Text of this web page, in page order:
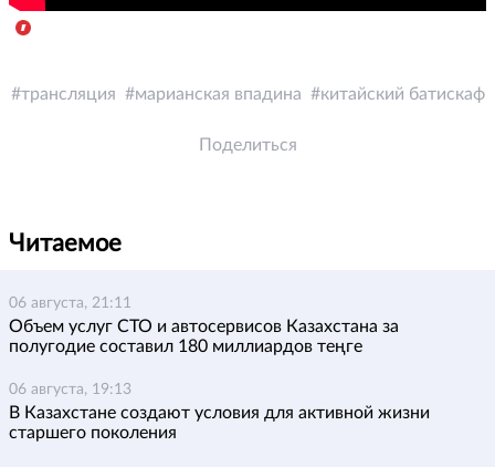
трансляция марианская впадина китайский батискаф
Поделиться
Читаемое
06 августа, 21:11
Объем услуг СТО и автосервисов Казахстана за
полугодие составил 180 миллиардов теңге
06 августа, 19:13
В Казахстане создают условия для активной жизни
старшего поколения